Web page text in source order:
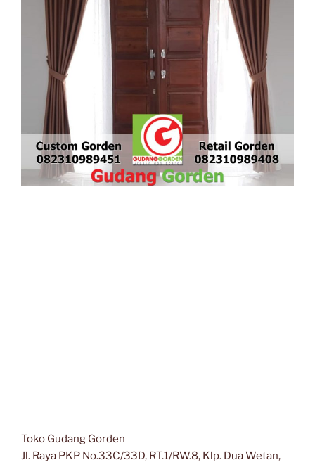
Toko Gudang Gorden
Jl. Raya PKP No.33C/33D, RT.1/RW.8, Klp. Dua Wetan,